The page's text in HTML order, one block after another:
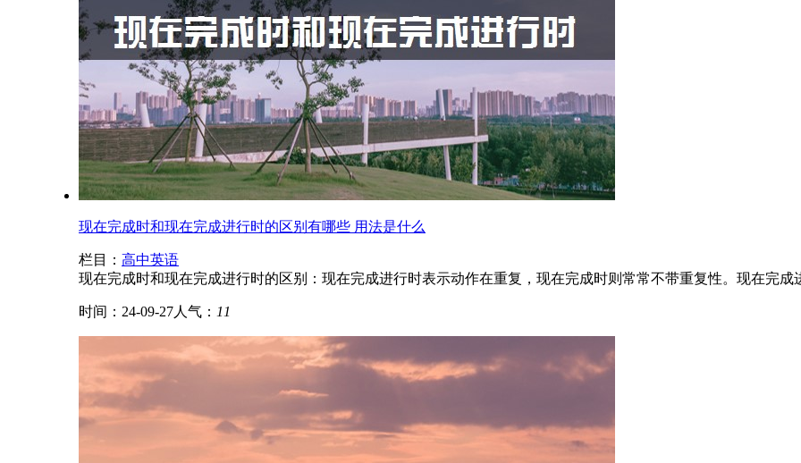
现在完成时和现在完成进行时的区别有哪些 用法是什么
栏目： 高中英语
现在完成时和现在完成进行时的区别：现在完成进行时表示动作在重复，现在完成时则常常不带重复性。现在完成
时间：24-09-27人气： 11